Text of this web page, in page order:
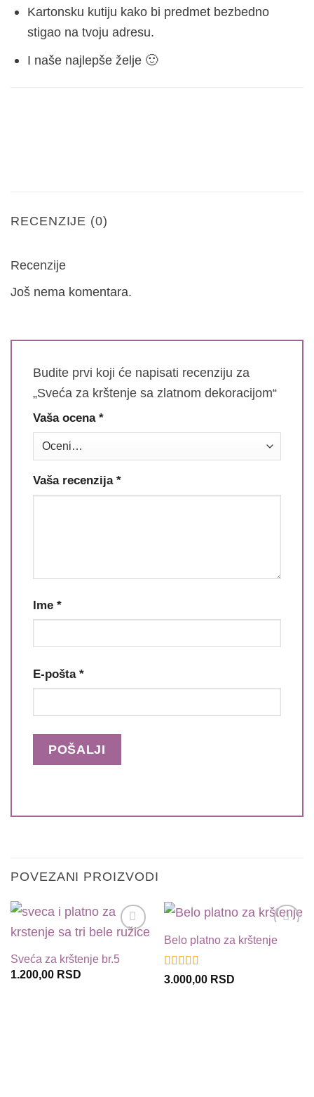
Kartonsku kutiju kako bi predmet bezbedno
stigao na tvoju adresu.
I naše najlepše želje 🙂
RECENZIJE (0)
Recenzije
Još nema komentara.
Budite prvi koji će napisati recenziju za
„Sveća za krštenje sa zlatnom dekoracijom“
Vaša ocena *
Vaša recenzija *
Ime *
E-pošta *
POVEZANI PROIZVODI
Sveća za krštenje br.5
1.200,00 RSD
Dodaj
Belo platno za krštenje
Ocenjeno sa
3.000,00 RSD